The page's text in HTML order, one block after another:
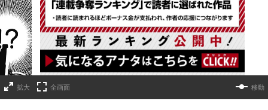
詳細ページへのリンク
拡大 全画面 移動